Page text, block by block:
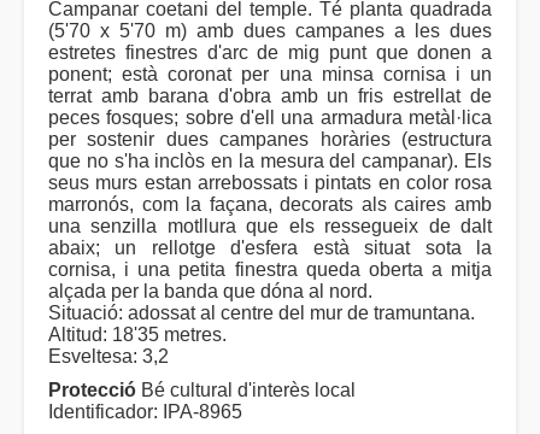
Campanar coetani del temple. Té planta quadrada
(5'70 x 5'70 m) amb dues campanes a les dues
estretes finestres d'arc de mig punt que donen a
ponent; està coronat per una minsa cornisa i un
terrat amb barana d'obra amb un fris estrellat de
peces fosques; sobre d'ell una armadura metàl·lica
per sostenir dues campanes horàries (estructura
que no s'ha inclòs en la mesura del campanar). Els
seus murs estan arrebossats i pintats en color rosa
marronós, com la façana, decorats als caires amb
una senzilla motllura que els ressegueix de dalt
abaix; un rellotge d'esfera està situat sota la
cornisa, i una petita finestra queda oberta a mitja
alçada per la banda que dóna al nord.
Situació: adossat al centre del mur de tramuntana.
Altitud: 18'35 metres.
Esveltesa: 3,2
Protecció Bé cultural d'interès local
Identificador: IPA-8965